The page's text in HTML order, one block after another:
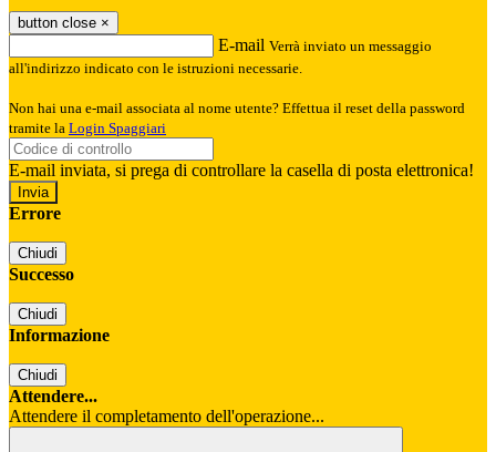
button close ×
E-mail Verrà inviato un messaggio
all'indirizzo indicato con le istruzioni necessarie.
Non hai una e-mail associata al nome utente? Effettua il reset della password
tramite la Login Spaggiari
E-mail inviata, si prega di controllare la casella di posta elettronica!
Errore
Chiudi
Successo
Chiudi
Informazione
Chiudi
Attendere...
Attendere il completamento dell'operazione...